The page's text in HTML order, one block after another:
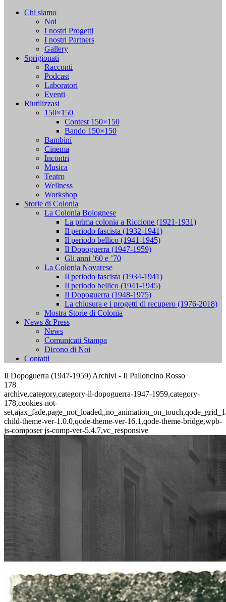
Chi siamo
Noi
I nostri Progetti
I nostri Partners
Gallery
Sprigionati
Racconti
Podcast
Laboratori
Eventi
Riutilizzasi
150×150
Contest 150×150
Bando 150×150
Bambini
Cinema
Incontri
Musica
Teatro
Wellness
Workshop
Storie di Colonia
La Colonia Bolognese
La prima colonia a Riccione (1921-1931)
Il periodo fascista (1932-1941)
Il periodo bellico (1941-1945)
Il Dopoguerra (1947-1959)
Gli anni ’60 e ’70
La Colonia Novarese
Il periodo fascista (1934-1941)
Il periodo bellico (1941-1945)
Il Dopoguerra (1948-1975)
La chiusura e i progetti di recupero (1976-2018)
Mostra Storie di Colonia
News & Press
News
Comunicati Stampa
Dicono di Noi
Contatti
Il Dopoguerra (1947-1959) Archivi - Il Palloncino Rosso
178
archive,category,category-il-dopoguerra-1947-1959,category-
178,cookies-not-
child-theme-ver-1.0.0,qode-theme-ver-16.1,qode-theme-bridge,wpb-
js-composer js-comp-ver-5.4.7,vc_responsive